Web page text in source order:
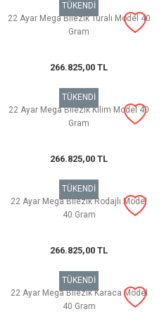
TÜKENDİ
22 Ayar Mega Bilezik Turalı Model 40
Gram
266.825,00 TL
TÜKENDİ
22 Ayar Mega Bilezik Kilim Model 40
Gram
266.825,00 TL
TÜKENDİ
22 Ayar Mega Bilezik Rodajlı Model
40 Gram
266.825,00 TL
TÜKENDİ
22 Ayar Mega Bilezik Karaca Model
40 Gram